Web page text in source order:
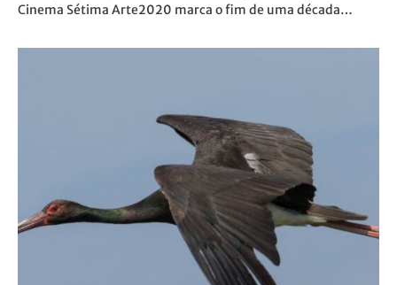
Cinema Sétima Arte2020 marca o fim de uma década…